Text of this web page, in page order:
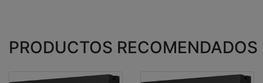
PRODUCTOS RECOMENDADOS